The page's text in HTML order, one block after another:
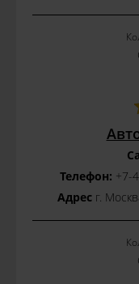
Телефон: +7-
Адресг.